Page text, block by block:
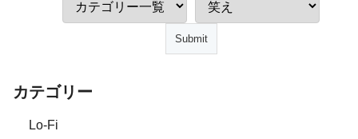
カテゴリー
Lo-Fi